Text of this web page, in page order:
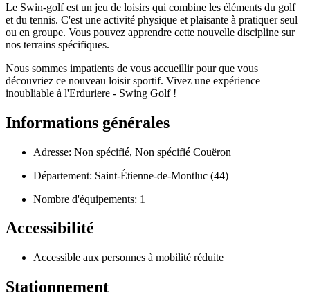
Le Swin-golf est un jeu de loisirs qui combine les éléments du golf
et du tennis. C'est une activité physique et plaisante à pratiquer seul
ou en groupe. Vous pouvez apprendre cette nouvelle discipline sur
nos terrains spécifiques.
Nous sommes impatients de vous accueillir pour que vous
découvriez ce nouveau loisir sportif. Vivez une expérience
inoubliable à l'Erduriere - Swing Golf !
Informations générales
Adresse: Non spécifié, Non spécifié Couëron
Département: Saint-Étienne-de-Montluc (44)
Nombre d'équipements: 1
Accessibilité
Accessible aux personnes à mobilité réduite
Stationnement